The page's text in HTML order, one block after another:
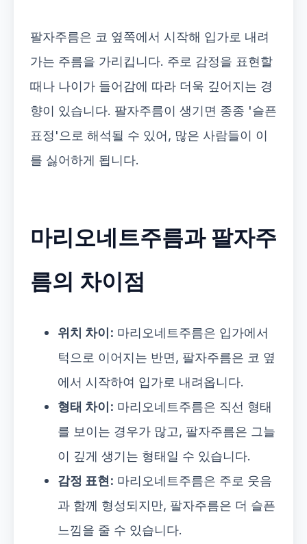
팔자주름은 코 옆쪽에서 시작해 입가로 내려
가는 주름을 가리킵니다. 주로 감정을 표현할
때나 나이가 들어감에 따라 더욱 깊어지는 경
향이 있습니다. 팔자주름이 생기면 종종 '슬픈
표정'으로 해석될 수 있어, 많은 사람들이 이
를 싫어하게 됩니다.
마리오네트주름과 팔자주
름의 차이점
위치 차이: 마리오네트주름은 입가에서
턱으로 이어지는 반면, 팔자주름은 코 옆
에서 시작하여 입가로 내려옵니다.
형태 차이: 마리오네트주름은 직선 형태
를 보이는 경우가 많고, 팔자주름은 그늘
이 깊게 생기는 형태일 수 있습니다.
감정 표현: 마리오네트주름은 주로 웃음
과 함께 형성되지만, 팔자주름은 더 슬픈
느낌을 줄 수 있습니다.